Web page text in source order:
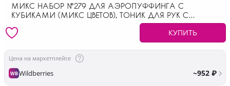
МИКС НАБОР №279 ДЛЯ АЭРОПУФФИНГА С
КУБИКАМИ (МИКС ЦВЕТОВ), ТОНИК ДЛЯ РУК С
КУПИТЬ
Цена на маркетплейсе
WBWildberries ~952 ₽